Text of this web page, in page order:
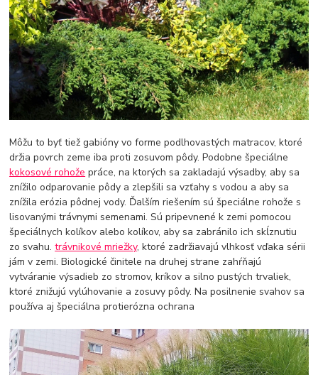
Môžu to byť tiež gabióny vo forme podlhovastých matracov, ktoré
držia povrch zeme iba proti zosuvom pôdy. Podobne špeciálne
kokosové rohože práce, na ktorých sa zakladajú výsadby, aby sa
znížilo odparovanie pôdy a zlepšili sa vzťahy s vodou a aby sa
znížila erózia pôdnej vody. Ďalším riešením sú špeciálne rohože s
lisovanými trávnymi semenami. Sú pripevnené k zemi pomocou
špeciálnych kolíkov alebo kolíkov, aby sa zabránilo ich skĺznutiu
zo svahu.trávnikové mriežky, ktoré zadržiavajú vlhkosť vďaka sérii
jám v zemi. Biologické činitele na druhej strane zahŕňajú
vytváranie výsadieb zo stromov, kríkov a silno pustých trvaliek,
ktoré znižujú vylúhovanie a zosuvy pôdy. Na posilnenie svahov sa
používa aj špeciálna protierózna ochrana